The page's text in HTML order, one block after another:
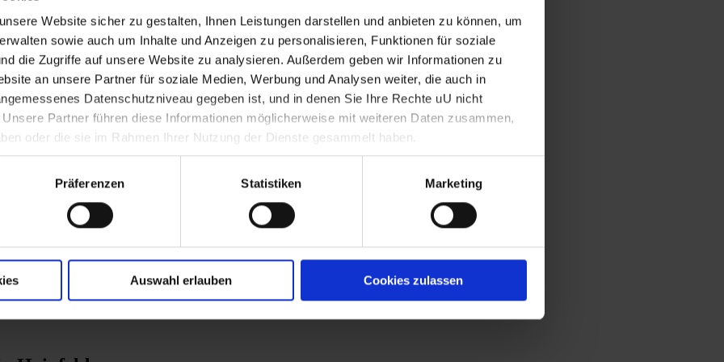
Website sicher zu gestalten, Ihnen Leistungen darstellen und anbieten zu können, um
sowie auch um Inhalte und Anzeigen zu personalisieren, Funktionen für soziale
die Zugriffe auf unsere Website zu analysieren. Außerdem geben wir Informationen zu
an unsere Partner für soziale Medien, Werbung und Analysen weiter, die auch in
Datenschutzniveau gegeben ist, und in denen Sie Ihre Rechte uU nicht
Partner führen diese Informationen möglicherweise mit weiteren Daten zusammen,
oder die sie im Rahmen Ihrer Nutzung der Dienste gesammelt haben.
Präferenzen Statistiken Marketing
Auswahl erlauben Cookies zulassen
zum Bischof von St. Pölten
Umbau der Theater in NÖ
betroffen ist Pöchlarn
in Mühldorf durch Ernst von Vergani und 90 Bauern